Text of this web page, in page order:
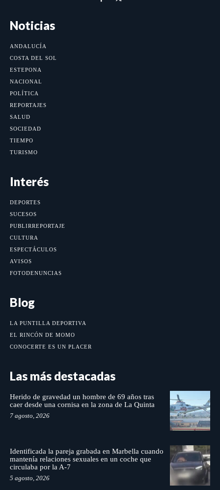
Noticias
ANDALUCÍA
COSTA DEL SOL
ESTEPONA
NACIONAL
POLÍTICA
REPORTAJES
SALUD
SOCIEDAD
TIEMPO
TURISMO
Interés
DEPORTES
SUCESOS
PUBLIRREPORTAJE
CULTURA
ESPECTÁCULOS
AVISOS
FOTODENUNCIAS
Blog
LA PUNTILLA DEPORTIVA
EL RINCÓN DE MOMO
CONOCERTE ES UN PLACER
Las más destacadas
Herido de gravedad un hombre de 69 años tras
caer desde una cornisa en la zona de La Quinta
7 agosto, 2026
Identificada la pareja grabada en Marbella cuando
mantenía relaciones sexuales en un coche que
circulaba por la A-7
5 agosto, 2026